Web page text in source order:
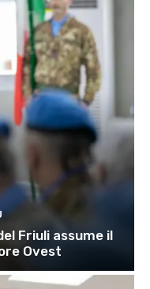
Friuli assume il
Ovest